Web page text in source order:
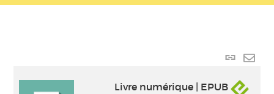
Lien
Livre numérique | EPUB